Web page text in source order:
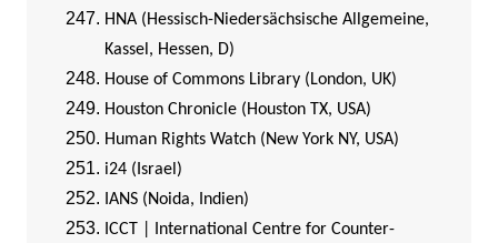
HNA (Hessisch-Niedersächsische Allgemeine,
Kassel, Hessen, D)
House of Commons Library (London, UK)
Houston Chronicle (Houston TX, USA)
Human Rights Watch (New York NY, USA)
i24 (Israel)
IANS (Noida, Indien)
ICCT | International Centre for Counter-